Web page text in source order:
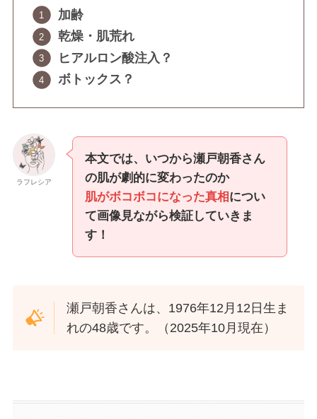
加齢
乾燥・肌荒れ
ヒアルロン酸注入？
ボトックス？
ラフレシア
本文では、いつから瀬戸朝香さん
の肌が劇的に変わったのか
肌がボコボコになった真相につい
て画像見ながら検証していきま
す！
瀬戸朝香さんは、1976年12月12日生ま
れの48歳です。（2025年10月現在）